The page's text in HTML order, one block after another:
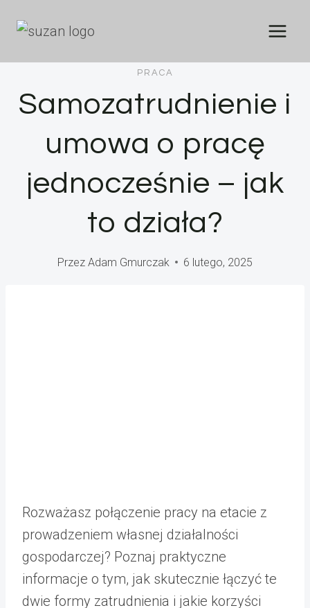
PRACA
Samozatrudnienie i
umowa o pracę
jednocześnie – jak
to działa?
Przez Adam Gmurczak 6 lutego, 2025
Rozważasz połączenie pracy na etacie z
prowadzeniem własnej działalności
gospodarczej? Poznaj praktyczne
informacje o tym, jak skutecznie łączyć te
dwie formy zatrudnienia i jakie korzyści